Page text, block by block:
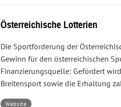
Österreichische Lotterien
Die Sportförderung der
Gewinn für den österreichischen
Finanzierungsquelle: Gefördert
Breitensport sowie die Erhaltung
Website